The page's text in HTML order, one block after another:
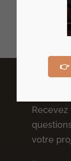
Recevez
votre
👉